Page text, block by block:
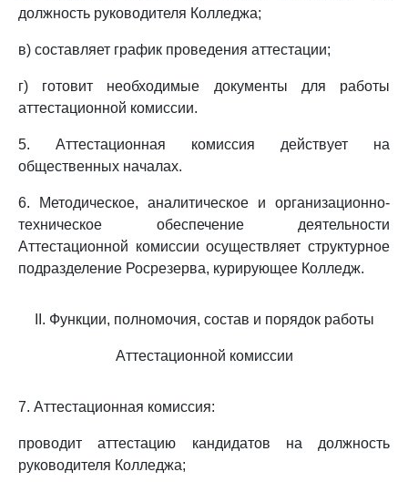
должность руководителя Колледжа;
в) составляет график проведения аттестации;
г) готовит необходимые документы для работы
аттестационной комиссии.
5. Аттестационная комиссия действует на
общественных началах.
6. Методическое, аналитическое и организационно-
техническое обеспечение деятельности
Аттестационной комиссии осуществляет структурное
подразделение Росрезерва, курирующее Колледж.
II. Функции, полномочия, состав и порядок работы
Аттестационной комиссии
7. Аттестационная комиссия:
проводит аттестацию кандидатов на должность
руководителя Колледжа;